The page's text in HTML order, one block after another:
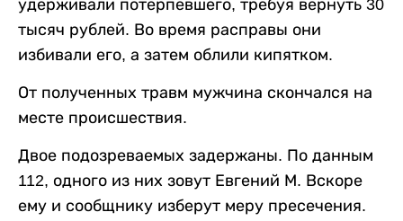
удерживали потерпевшего, требуя вернуть 30
тысяч рублей. Во время расправы они
избивали его, а затем облили кипятком.
От полученных травм мужчина скончался на
месте происшествия.
Двое подозреваемых задержаны. По данным
112, одного из них зовут Евгений М. Вскоре
ему и сообщнику изберут меру пресечения.